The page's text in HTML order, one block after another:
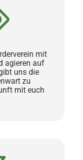
mit
agieren auf
uns die
zu
mit euch